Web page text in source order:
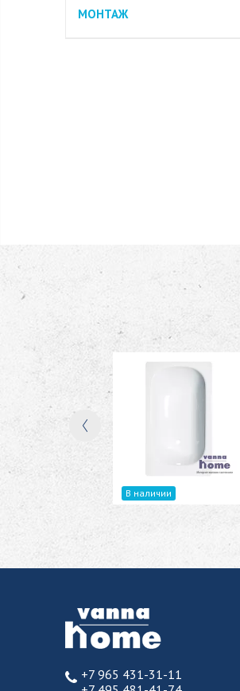
МОНТАЖ
150x70
В наличии
+7 965 431-31-11